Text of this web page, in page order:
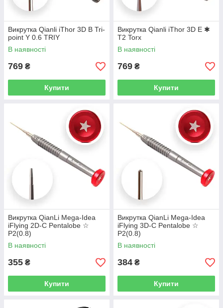
Викрутка Qianli iThor 3D B Tri-
point Y 0.6 TRIY
В наявності
769 ₴
Купити
Викрутка Qianli iThor 3D E ✱
T2 Torx
В наявності
769 ₴
Купити
Викрутка QianLi Mega-Idea
iFlying 2D-С Pentalobe ☆
P2(0.8)
В наявності
355 ₴
Купити
Викрутка QianLi Mega-Idea
iFlying 3D-С Pentalobe ☆
P2(0.8)
В наявності
384 ₴
Купити